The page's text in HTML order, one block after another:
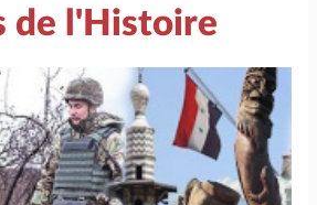
de l'Histoire